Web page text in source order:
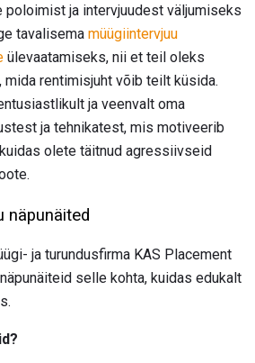
poloimist ja intervjuudest väljumiseks
tavalisema müügiintervjuu
ülevaatamiseks, nii et teil oleks
rentimisjuht võib teilt küsida.
ja veenvalt oma
ja tehnikatest, mis motiveerib
olete täitnud agressiivseid
näpunäited
ja turundusfirma KAS Placement
selle kohta, kuidas edukalt